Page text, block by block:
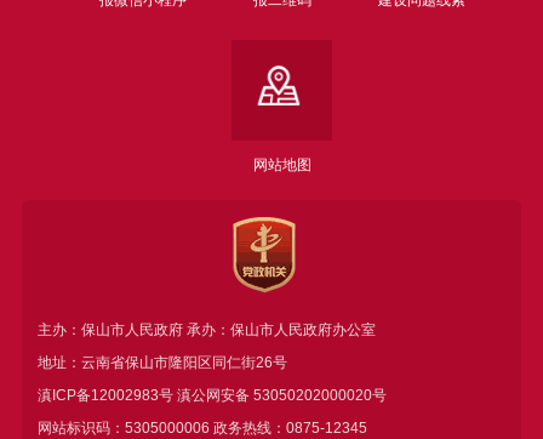
网站地图
主办：保山市人民政府 承办：保山市人民政府办公室
地址：云南省保山市隆阳区同仁街26号
滇ICP备12002983号滇公网安备 53050202000020号
网站标识码：5305000006 政务热线：0875-12345